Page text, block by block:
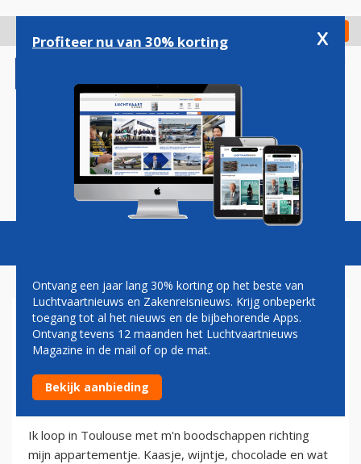
gaan
Check in
Magazine Podcasts Vacatures
CHRISTA KLOOSMAN: RAVEL
EN SCHIMMELKAAS
9 december 2013
Ik loop in Toulouse met m'n boodschappen richting
mijn appartementje. Kaasje, wijntje, chocolade en wat
Profiteer nu van 30% korting x
Ontvang een jaar lang 30% korting op het beste van
Luchtvaartnieuws en Zakenreisnieuws. Krijg onbeperkt
toegang tot al het nieuws en de bijbehorende Apps.
Ontvang tevens 12 maanden het Luchtvaartnieuws
Magazine in de mail of op de mat.
Bekijk aanbieding